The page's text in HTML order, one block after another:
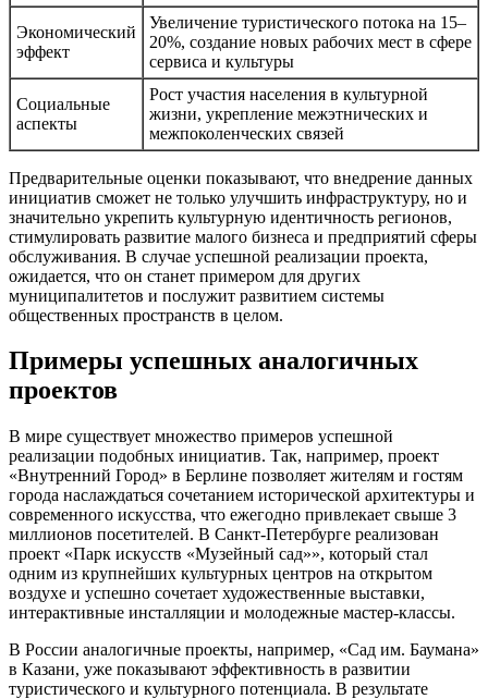
Экономический
эффект
Увеличение туристического потока на 15–
20%, создание новых рабочих мест в сфере
сервиса и культуры
Социальные
аспекты
Рост участия населения в культурной
жизни, укрепление межэтнических и
межпоколенческих связей
Предварительные оценки показывают, что внедрение данных
инициатив сможет не только улучшить инфраструктуру, но и
значительно укрепить культурную идентичность регионов,
стимулировать развитие малого бизнеса и предприятий сферы
обслуживания. В случае успешной реализации проекта,
ожидается, что он станет примером для других
муниципалитетов и послужит развитием системы
общественных пространств в целом.
Примеры успешных аналогичных
проектов
В мире существует множество примеров успешной
реализации подобных инициатив. Так, например, проект
«Внутренний Город» в Берлине позволяет жителям и гостям
города наслаждаться сочетанием исторической архитектуры и
современного искусства, что ежегодно привлекает свыше 3
миллионов посетителей. В Санкт-Петербурге реализован
проект «Парк искусств «Музейный сад»», который стал
одним из крупнейших культурных центров на открытом
воздухе и успешно сочетает художественные выставки,
интерактивные инсталляции и молодежные мастер-классы.
В России аналогичные проекты, например, «Сад им. Баумана»
в Казани, уже показывают эффективность в развитии
туристического и культурного потенциала. В результате